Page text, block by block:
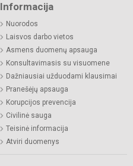
Informacija
Nuorodos
Laisvos darbo vietos
Asmens duomenų apsauga
Konsultavimasis su visuomene
Dažniausiai užduodami klausimai
Pranešėjų apsauga
Korupcijos prevencija
Civilinė sauga
Teisinė informacija
Atviri duomenys